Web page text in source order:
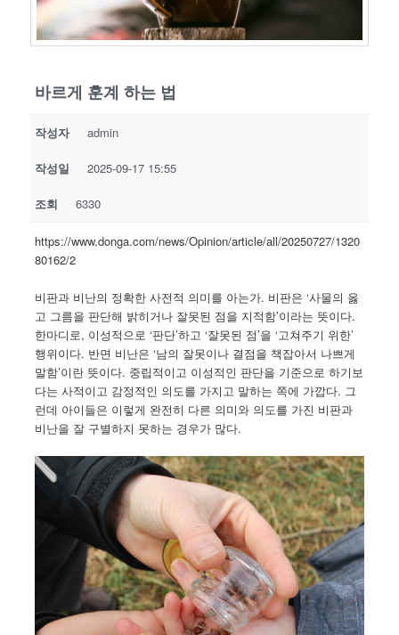
바르게 훈계 하는 법
작성자 admin
작성일 2025-09-17 15:55
조회 6330
https://www.donga.com/news/Opinion/article/all/20250727/1320
80162/2
비판과 비난의 정확한 사전적 의미를 아는가. 비판은 ‘사물의 옳
고 그름을 판단해 밝히거나 잘못된 점을 지적함’이라는 뜻이다.
한마디로, 이성적으로 ‘판단’하고 ‘잘못된 점’을 ‘고쳐주기 위한’
행위이다. 반면 비난은 ‘남의 잘못이나 결점을 책잡아서 나쁘게
말함’이란 뜻이다. 중립적이고 이성적인 판단을 기준으로 하기보
다는 사적이고 감정적인 의도를 가지고 말하는 쪽에 가깝다. 그
런데 아이들은 이렇게 완전히 다른 의미와 의도를 가진 비판과
비난을 잘 구별하지 못하는 경우가 많다.